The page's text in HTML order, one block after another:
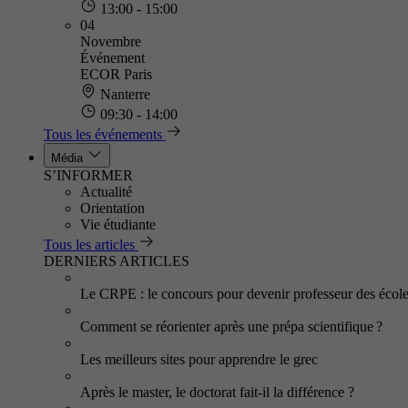
13:00 - 15:00
04
Novembre
Événement
ECOR Paris
Nanterre
09:30 - 14:00
Tous les événements
Média
S’INFORMER
Actualité
Orientation
Vie étudiante
Tous les articles
DERNIERS ARTICLES
Le CRPE : le concours pour devenir professeur des
Comment se réorienter après une prépa scientifique ?
Les meilleurs sites pour apprendre le grec
Après le master, le doctorat fait-il la différence ?